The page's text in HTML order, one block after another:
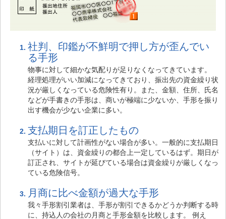
社判、印鑑が不鮮明で押し方が歪んでい
る手形
物事に対して細かな気配りが足りなくなってきています。
経理処理がいい加減になってきており、振出先の資金繰り状
況が厳しくなっている危険性有り。また、金額、住所、氏名
などが手書きの手形は、商いが極端に少ないか、手形を振り
出す機会が少ない企業に多い。
支払期日を訂正したもの
支払いに対して計画性がない場合が多い。一般的に支払期日
（サイト）は、資金繰りの都合上一定しているはず。期日が
訂正され、サイトが延びている場合は資金繰りが厳しくなっ
ている危険信号。
月商に比べ金額が過大な手形
我々手形割引業者は、手形が割引できるかどうか判断する時
に、持込人の会社の月商と手形金額を比較します。 例え